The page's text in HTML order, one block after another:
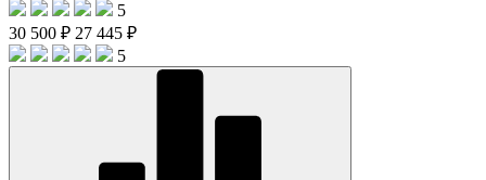
5
30 500 ₽ 27 445 ₽
5